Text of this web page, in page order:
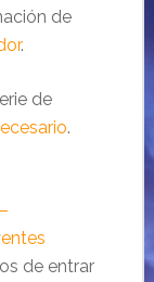
de
.
de
.
de entrar